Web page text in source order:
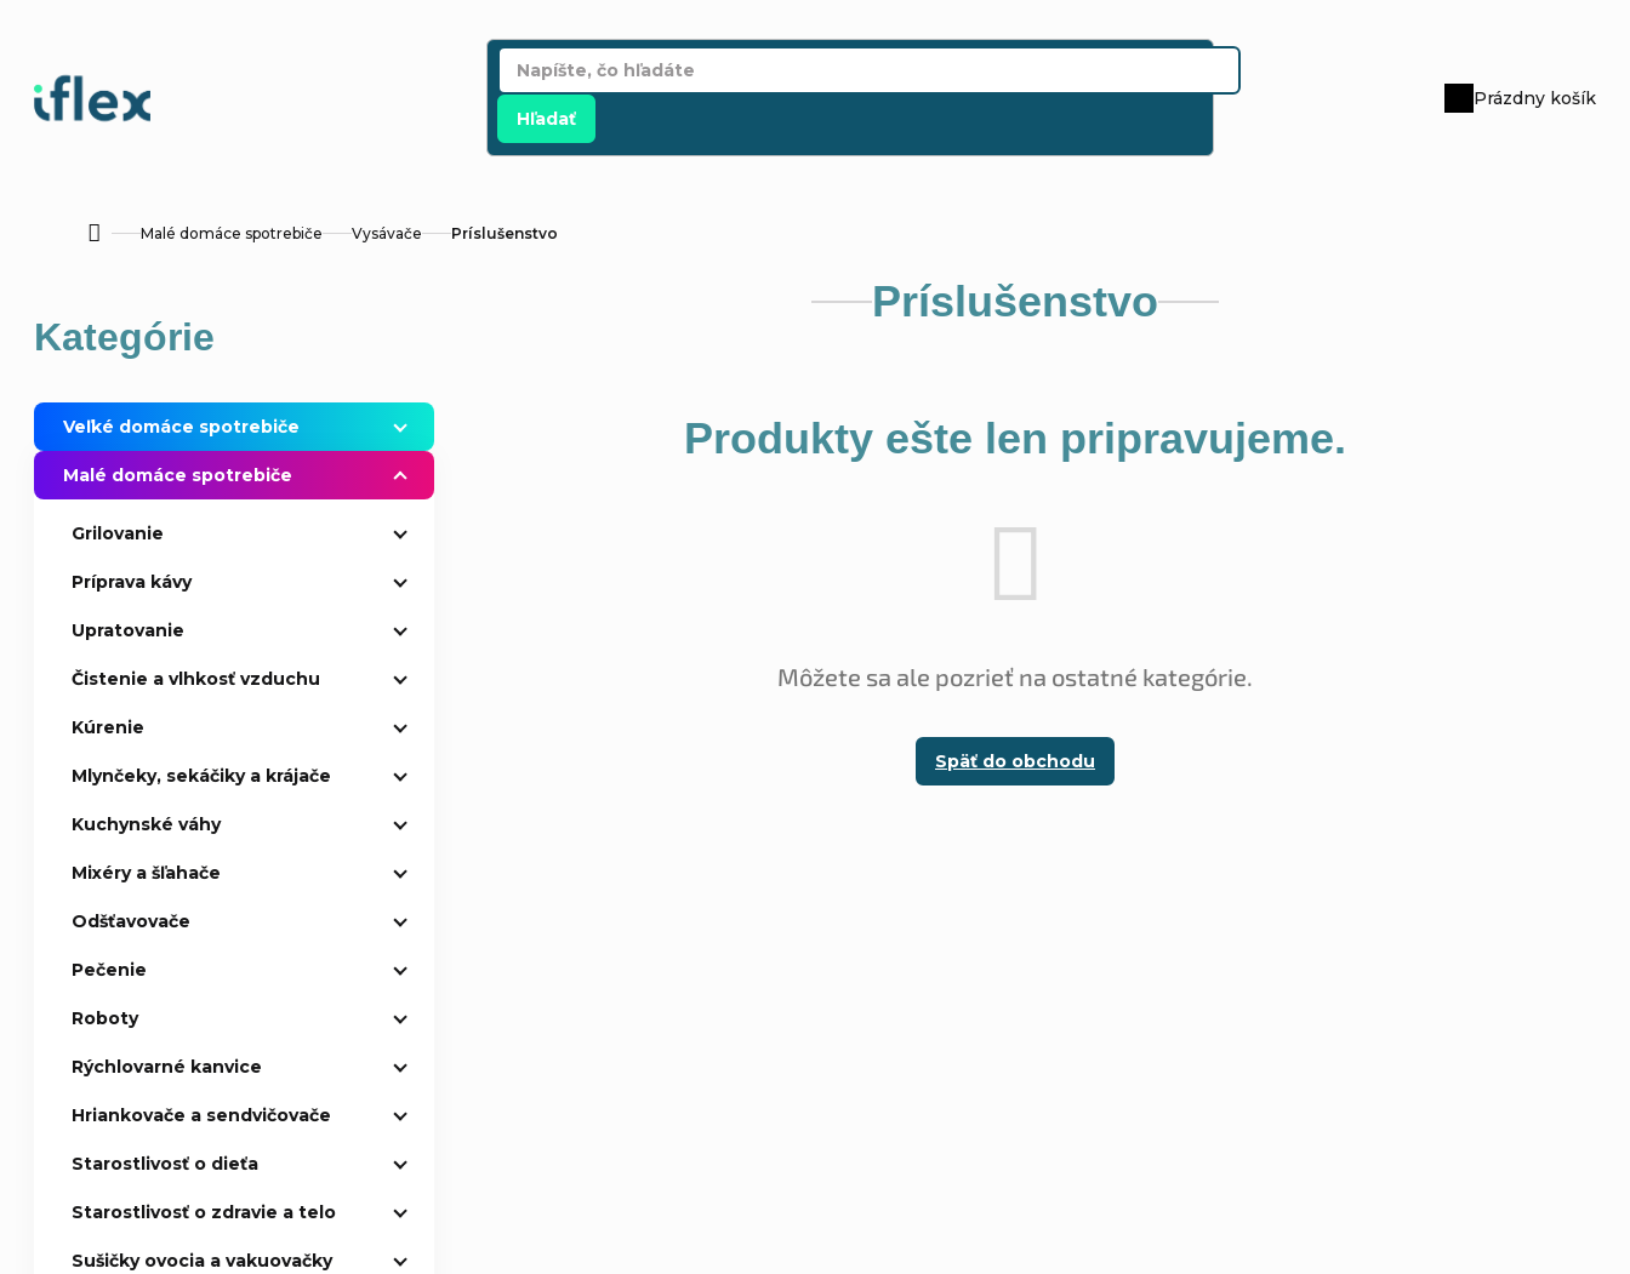
Hľadať
Nákupný
Prázdny košík
DomovMalé domáce spotrebiče Vysávače Príslušenstvo
o
č
n
Preskočiť
kategórie
Kategórie
Veľké domáce spotrebiče
Malé domáce spotrebiče
Grilovanie
Príprava kávy
Upratovanie
Čistenie a vlhkosť vzduchu
Kúrenie
Mlynčeky, sekáčiky a krájače
Kuchynské váhy
Mixéry a šľahače
Odšťavovače
Pečenie
Roboty
Rýchlovarné kanvice
Hriankovače a sendvičovače
Starostlivosť o dieťa
Starostlivosť o zdravie a telo
Sušičky ovocia a vakuovačky
Príslušenstvo
Produkty ešte len pripravujeme.
Môžete sa ale pozrieť na ostatné kategórie.
Späť do obchodu